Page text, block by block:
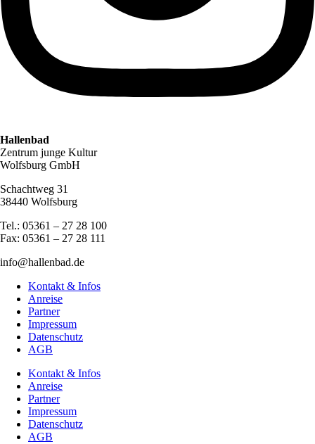
Hallenbad
Zentrum junge Kultur
Wolfsburg GmbH
Schachtweg 31
38440 Wolfsburg
Tel.: 05361 – 27 28 100
Fax: 05361 – 27 28 111
info@hallenbad.de
Kontakt & Infos
Anreise
Partner
Impressum
Datenschutz
AGB
Kontakt & Infos
Anreise
Partner
Impressum
Datenschutz
AGB